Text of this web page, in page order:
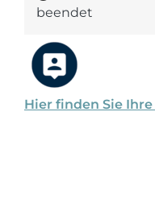
Hier finden Sie
beendet